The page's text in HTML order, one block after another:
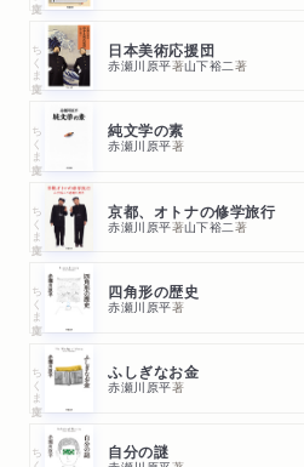
ちくま文庫 日本美術応援団
赤瀬川原平著山下裕二著
ちくま文庫 純文学の素
赤瀬川原平著
ちくま文庫 京都、オトナの修学旅行
赤瀬川原平著山下裕二著
ちくま文庫 四角形の歴史
赤瀬川原平著
ちくま文庫 ふしぎなお金
赤瀬川原平著
ちくま文庫 自分の謎